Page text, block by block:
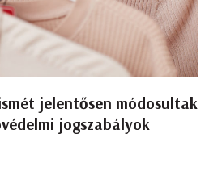
jelentősen módosultak
jogszabályok